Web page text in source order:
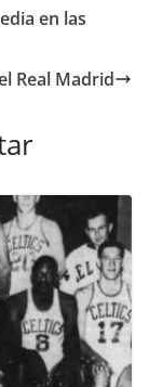
en las
Real Madrid